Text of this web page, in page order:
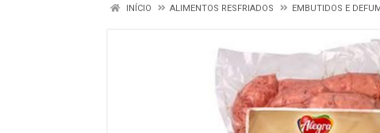
INÍCIO ALIMENTOS RESFRIADOS EMBUTIDOS E